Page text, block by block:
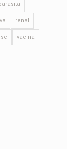
renal
vacina